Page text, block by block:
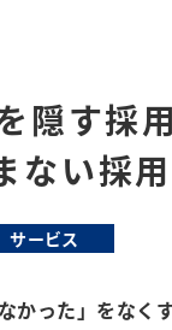
隠す採
ない採
サービス
かった」をな